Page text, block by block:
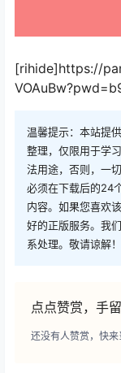
[rihide]https://
温馨提示：本站提
整理，仅限用于学
法用途，否则，一
必须在下载后的24
内容。如果您喜欢
好的正版服务。我
系处理。敬请谅解！
点点赞赏，手
还没有人赞赏，快来